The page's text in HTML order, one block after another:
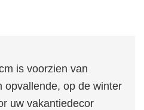
is voorzien van
opvallende, op de winter
uw vakantiedecor